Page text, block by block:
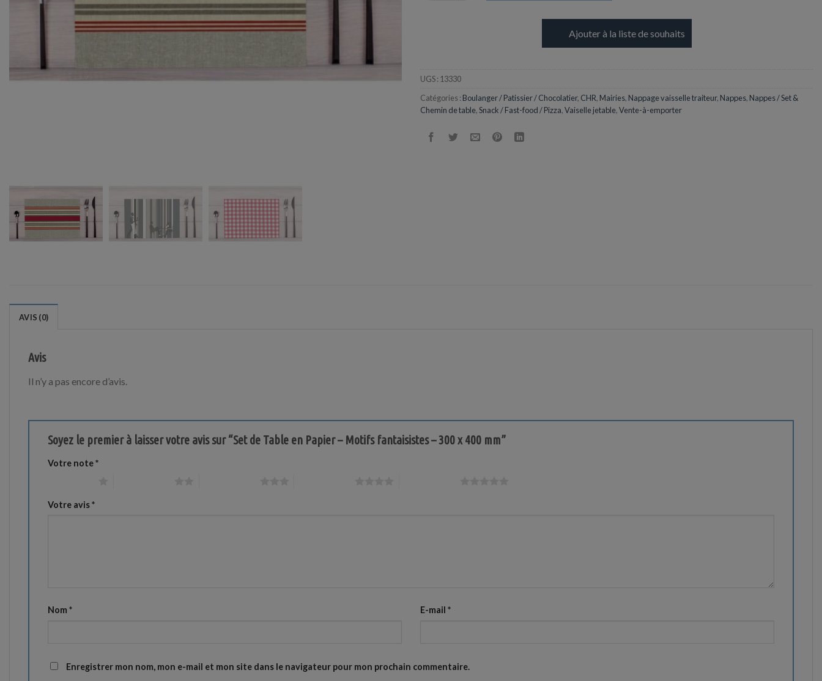
Ajouter à la liste de souhaits
UGS : 13330
Catégories : Boulanger / Patissier / Chocolatier, CHR, Mairies, Nappage vaisselle traiteur, Nappes, Nappes / Set &
Chemin de table,Snack / Fast-food / Pizza,Vaiselle jetable,Vente-à-emporter
AVIS (0)
Avis
Il n’y a pas encore d’avis.
Soyez le premier à laisser votre avis sur “Set de Table en Papier – Motifs fantaisistes – 300 x 400 mm”
Votre note*
Votre avis*
Nom * E-mail *
Enregistrer mon nom, mon e-mail et mon site dans le navigateur pour mon prochain commentaire.